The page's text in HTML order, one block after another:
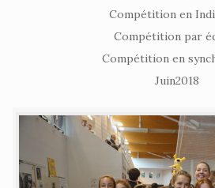
Compétition en
Compétition par
Compétition en
Juin2018